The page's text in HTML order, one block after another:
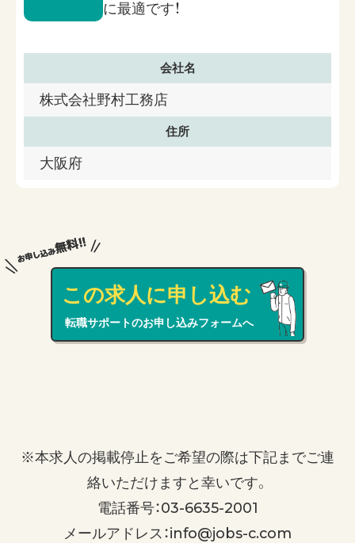
に最適です！
会社名
株式会社野村工務店
住所
大阪府
この求人に申し込む
転職サポートのお申し込みフォームへ
※本求人の掲載停止をご希望の際は下記までご連
絡いただけますと幸いです。
電話番号：03-6635-2001
メールアドレス：info@jobs-c.com